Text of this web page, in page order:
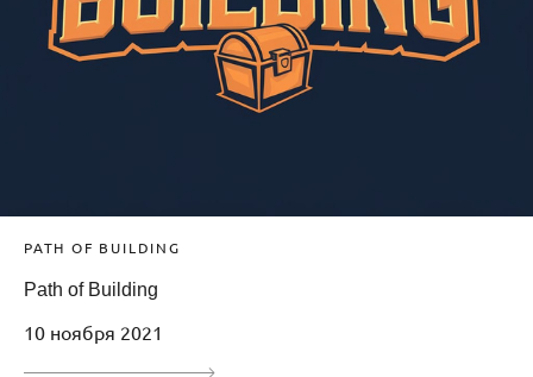
PATH OF BUILDING
Path of Building
10 ноября 2021